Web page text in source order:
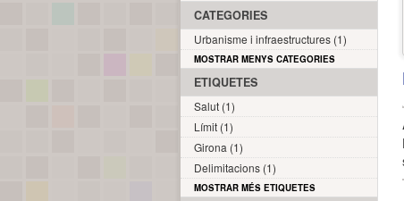
CATEGORIES
Urbanisme i infraestructures (1)
MOSTRAR MENYS CATEGORIES
ETIQUETES
Salut (1)
Límit (1)
Girona (1)
Delimitacions (1)
MOSTRAR MÉS ETIQUETES